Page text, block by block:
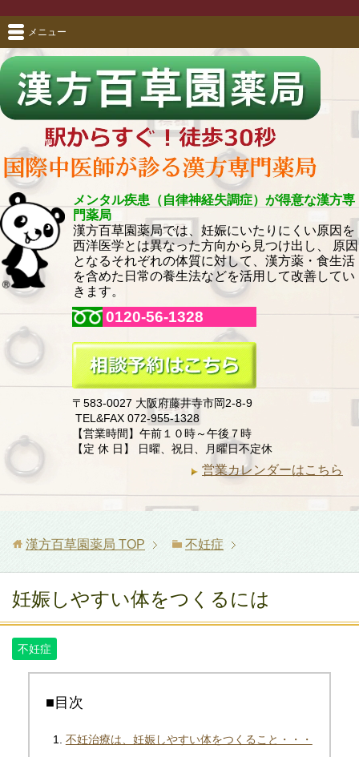
メンタル疾患（自律神経失調症）が得意な漢方専
門薬局
漢方百草園薬局では、妊娠にいたりにくい原因を
西洋医学とは異なった方向から見つけ出し、 原因
となるそれぞれの体質に対して、漢方薬・食生活
を含めた日常の養生法などを活用して改善してい
きます。
0120-56-1328
〒583-0027 大阪府藤井寺市岡2-8-9
TEL&FAX 072-955-1328
【営業時間】午前１０時～午後７時
【定 休 日】 日曜、祝日、月曜日不定休
営業カレンダーはこちら
メニュー
漢方百草園薬局 TOP 不妊症
妊娠しやすい体をつくるには
不妊症
■目次
不妊治療は、妊娠しやすい体をつくること・・・